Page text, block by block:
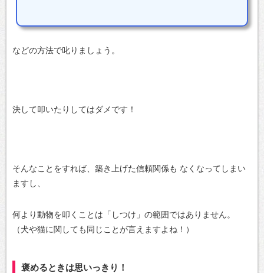
などの方法で叱りましょう。
決して叩いたりしてはダメです！
そんなことをすれば、築き上げた信頼関係も なくなってしまい
ますし、
何より動物を叩くことは「しつけ」の範囲ではありません。
（犬や猫に関しても同じことが言えますよね！）
褒めるときは思いっきり！